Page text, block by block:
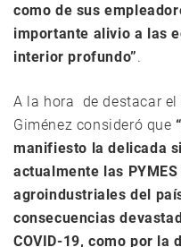
como de sus
importante alivio a las
interior profundo”.
A la hora de destacar
Giménez consideró que
manifiesto la delicada
actualmente las
agroindustriales del
consecuencias
COVID-19, como por la